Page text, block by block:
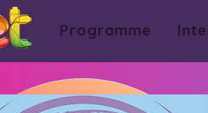
Programme